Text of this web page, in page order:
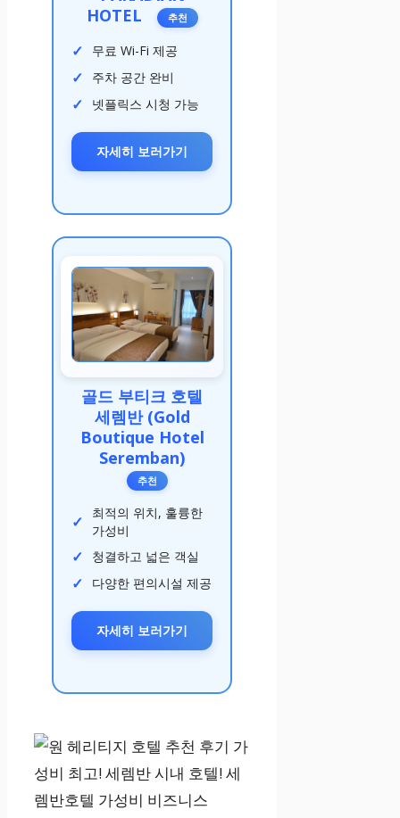
HOTEL
추천
무료 Wi-Fi 제공
주차 공간 완비
넷플릭스 시청 가능
자세히 보러가기
골드 부티크 호텔
세렘반 (Gold
Boutique Hotel
Seremban)
추천
최적의 위치, 훌륭한
가성비
청결하고 넓은 객실
다양한 편의시설 제공
자세히 보러가기